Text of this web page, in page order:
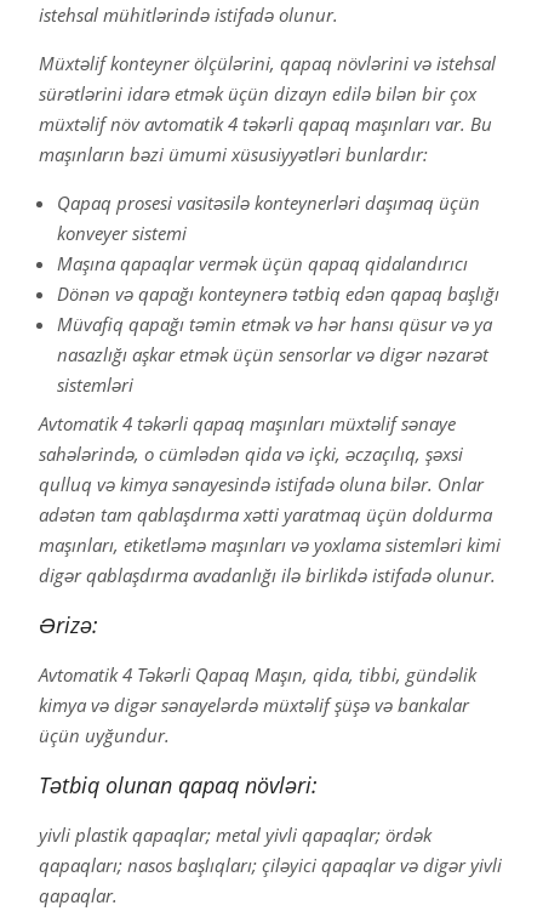
istehsal mühitlərində istifadə olunur.
Müxtəlif konteyner ölçülərini, qapaq növlərini və istehsal
sürətlərini idarə etmək üçün dizayn edilə bilən bir çox
müxtəlif növ avtomatik 4 təkərli qapaq maşınları var. Bu
maşınların bəzi ümumi xüsusiyyətləri bunlardır:
Qapaq prosesi vasitəsilə konteynerləri daşımaq üçün
konveyer sistemi
Maşına qapaqlar vermək üçün qapaq qidalandırıcı
Dönən və qapağı konteynerə tətbiq edən qapaq başlığı
Müvafiq qapağı təmin etmək və hər hansı qüsur və ya
nasazlığı aşkar etmək üçün sensorlar və digər nəzarət
sistemləri
Avtomatik 4 təkərli qapaq maşınları müxtəlif sənaye
sahələrində, o cümlədən qida və içki, əczaçılıq, şəxsi
qulluq və kimya sənayesində istifadə oluna bilər. Onlar
adətən tam qablaşdırma xətti yaratmaq üçün doldurma
maşınları, etiketləmə maşınları və yoxlama sistemləri kimi
digər qablaşdırma avadanlığı ilə birlikdə istifadə olunur.
Ərizə:
Avtomatik 4 Təkərli Qapaq Maşın, qida, tibbi, gündəlik
kimya və digər sənayelərdə müxtəlif şüşə və bankalar
üçün uyğundur.
Tətbiq olunan qapaq növləri:
yivli plastik qapaqlar; metal yivli qapaqlar; ördək
qapaqları; nasos başlıqları; çiləyici qapaqlar və digər yivli
qapaqlar.